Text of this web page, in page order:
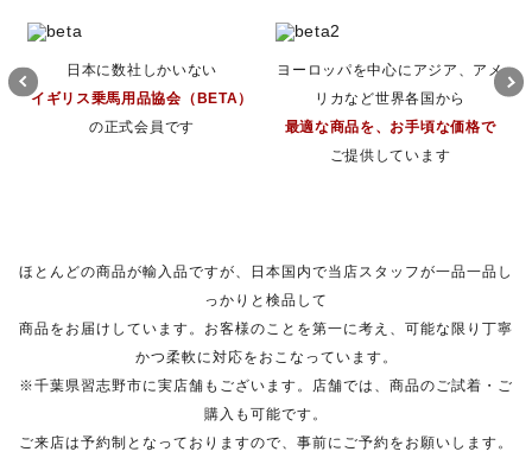
日本に数社しかいない
イギリス乗馬用品協会（BETA）
の正式会員です
ヨーロッパを中心にアジア、アメ
リカなど世界各国から
最適な商品を、お手頃な価格で
ご提供しています
ほとんどの商品が輸入品ですが、日本国内で当店スタッフが一品一品し
っかりと検品して
商品をお届けしています。お客様のことを第一に考え、可能な限り丁寧
かつ柔軟に対応をおこなっています。
※千葉県習志野市に実店舗もございます。店舗では、商品のご試着・ご
購入も可能です。
ご来店は予約制となっておりますので、事前にご予約をお願いします。